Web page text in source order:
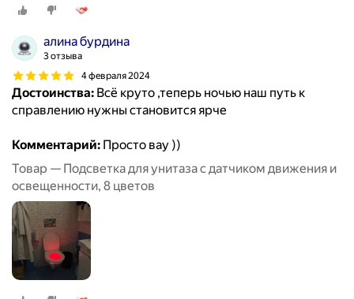
алина бурдина
3 отзыва
4 февраля 2024
Достоинства: Всё круто ,теперь ночью наш путь к
справлению нужны становится ярче
Комментарий: Просто вау ))
Товар — Подсветка для унитаза с датчиком движения и
освещенности, 8 цветов